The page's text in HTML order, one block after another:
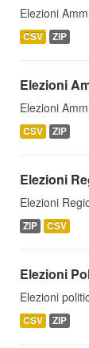
Elezioni
CSV ZIP
Elezioni
Elezioni
CSV ZIP
Elezioni
Elezioni
ZIP CSV
Elezioni
Elezioni
CSV ZIP